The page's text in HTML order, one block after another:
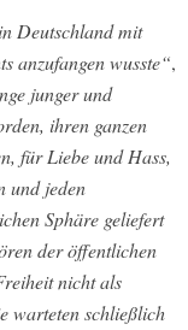
Deutschland mit
anzufangen wusste“,
junger und
ihren ganzen
für Liebe und Hass,
und jeden
Sphäre geliefert
der öffentlichen
nicht als
warteten schließlich